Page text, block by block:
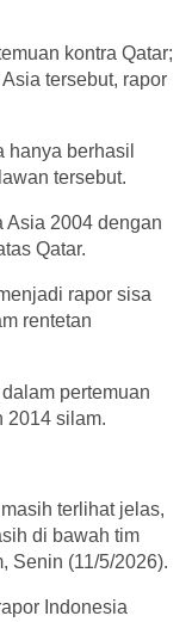
kontra Qatar;
tersebut, rapor
hanya berhasil
tersebut.
Asia 2004 dengan
Qatar.
rapor sisa
rentetan
pertemuan
2014 silam.
terlihat jelas,
di bawah tim
Senin (11/5/2026).
Indonesia